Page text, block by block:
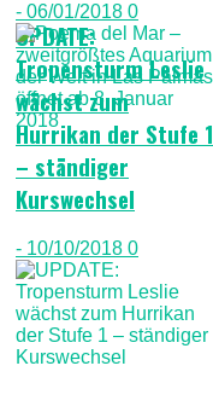
- 06/01/2018 0
UPDATE:
Tropensturm Leslie
wächst zum
Hurrikan der Stufe 1
– ständiger
Kurswechsel
- 10/10/2018 0